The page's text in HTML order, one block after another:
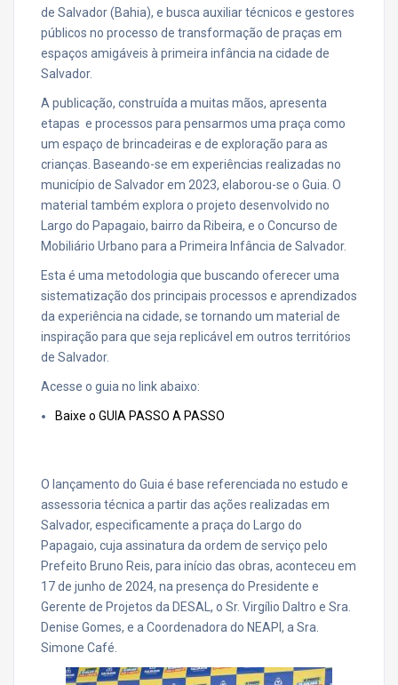
Salvador
de Salvador (Bahia), e busca auxiliar técnicos e gestores
públicos no processo de transformação de praças em
espaços amigáveis à primeira infância na cidade de
Salvador.
A publicação, construída a muitas mãos, apresenta
etapas e processos para pensarmos uma praça como
um espaço de brincadeiras e de exploração para as
crianças. Baseando-se em experiências realizadas no
município de Salvador em 2023, elaborou-se o Guia. O
material também explora o projeto desenvolvido no
Largo do Papagaio, bairro da Ribeira, e o Concurso de
Mobiliário Urbano para a Primeira Infância de Salvador.
Esta é uma metodologia que buscando oferecer uma
sistematização dos principais processos e aprendizados
da experiência na cidade, se tornando um material de
inspiração para que seja replicável em outros territórios
de Salvador.
Acesse o guia no link abaixo:
Baixe o GUIA PASSO A PASSO
O lançamento do Guia é base referenciada no estudo e
assessoria técnica a partir das ações realizadas em
Salvador, especificamente a praça do Largo do
Papagaio, cuja assinatura da ordem de serviço pelo
Prefeito Bruno Reis, para início das obras, aconteceu em
17 de junho de 2024, na presença do Presidente e
Gerente de Projetos da DESAL, o Sr. Virgílio Daltro e Sra.
Denise Gomes, e a Coordenadora do NEAPI, a Sra.
Simone Café.